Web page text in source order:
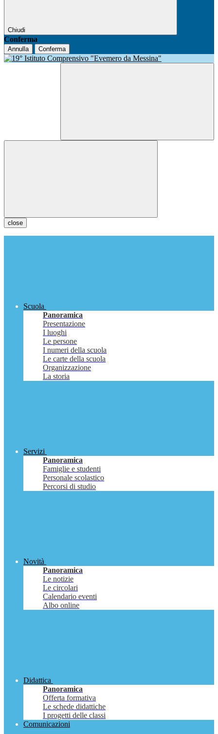
Chiudi
Conferma
Annulla Conferma
close
Scuola
Panoramica
Presentazione
I luoghi
Le persone
I numeri della scuola
Le carte della scuola
Organizzazione
La storia
Servizi
Panoramica
Famiglie e studenti
Personale scolastico
Percorsi di studio
Novità
Panoramica
Le notizie
Le circolari
Calendario eventi
Albo online
Didattica
Panoramica
Offerta formativa
Le schede didattiche
I progetti delle classi
Comunicazioni